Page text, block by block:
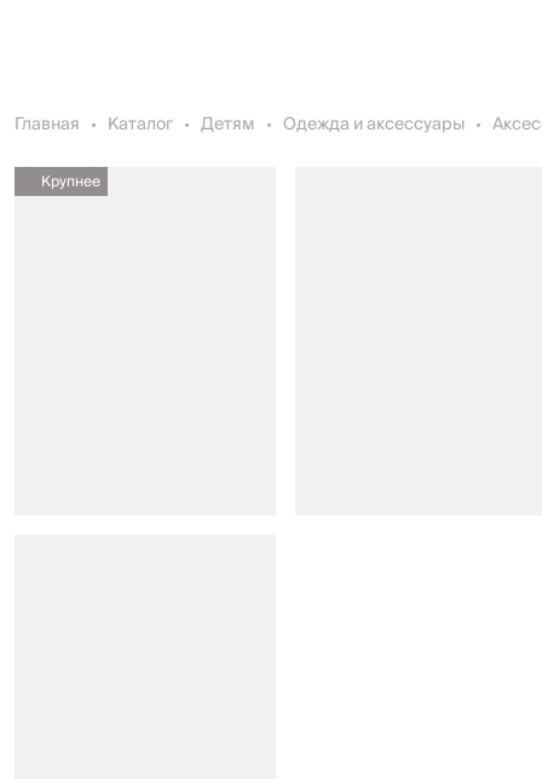
Главная Каталог Детям Одежда и аксессуары
Крупнее